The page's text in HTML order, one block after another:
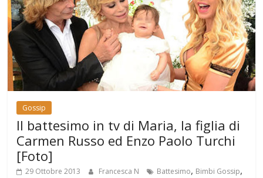
Gossip
Il battesimo in tv di Maria, la figlia di
Carmen Russo ed Enzo Paolo Turchi
[Foto]
29 Ottobre 2013 Francesca N Battesimo, Bimbi Gossip,